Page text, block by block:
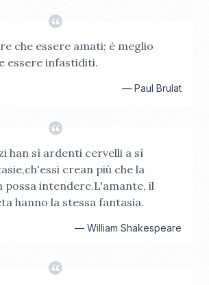
che essere amati; è meglio
essere infastiditi.
— Paul Brulat
han sì ardenti cervelli a sì
crean più che la
intendere.L'amante, il
hanno la stessa fantasia.
— William Shakespeare